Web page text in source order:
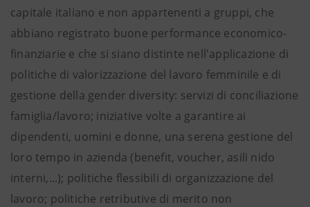
capitale italiano e non appartenenti a gruppi, che
abbiano registrato buone performance economico-
finanziarie e che si siano distinte nell'applicazione di
politiche di valorizzazione del lavoro femminile e di
gestione della gender diversity: servizi di conciliazione
famiglia/lavoro; iniziative volte a garantire ai
dipendenti, uomini e donne, una serena gestione del
loro tempo in azienda (benefit, voucher, asili nido
interni,...); politiche flessibili di organizzazione del
lavoro; politiche retributive di merito non